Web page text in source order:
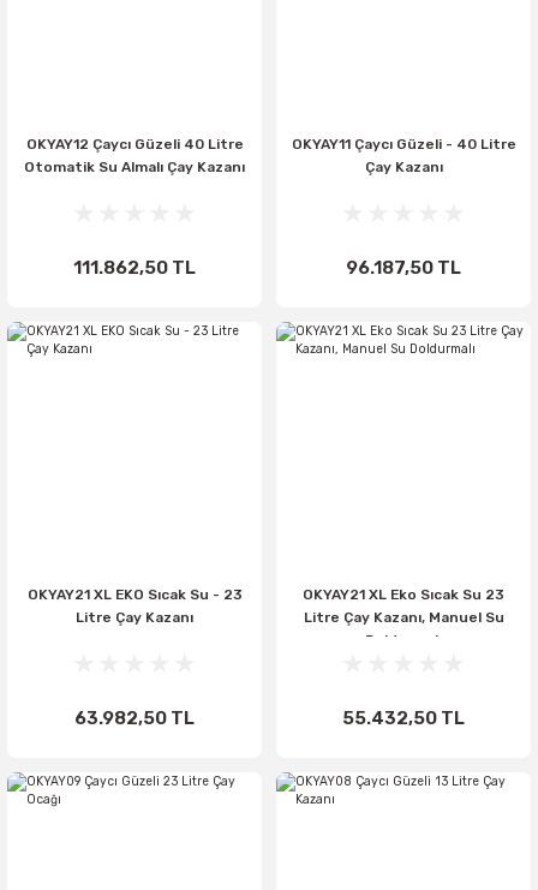
OKYAY12 Çaycı Güzeli 40 Litre
Otomatik Su Almalı Çay Kazanı
111.862,50 TL
OKYAY11 Çaycı Güzeli - 40 Litre
Çay Kazanı
96.187,50 TL
OKYAY21 XL EKO Sıcak Su - 23
Litre Çay Kazanı
63.982,50 TL
OKYAY21 XL Eko Sıcak Su 23
Litre Çay Kazanı, Manuel Su
Doldurmalı
55.432,50 TL